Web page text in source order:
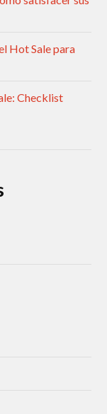
Hot Sale para
Checklist